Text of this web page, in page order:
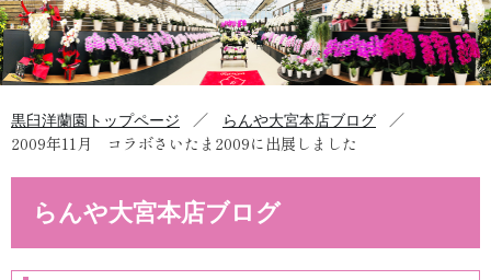
黒臼洋蘭園トップページ ／ らんや大宮本店ブログ
／
2009年11月 コラボさいたま2009に出展しました
らんや大宮本店ブログ